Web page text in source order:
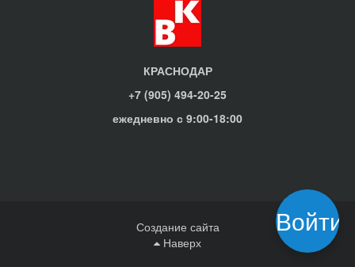
КРАСНОДАР
+7 (905) 494-20-25
ежедневно с 9:00-18:00
Создание сайта
Наверх
Войти